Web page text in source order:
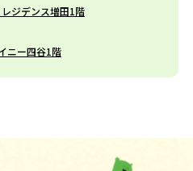
ジデンス増田1階
ニー四谷1階